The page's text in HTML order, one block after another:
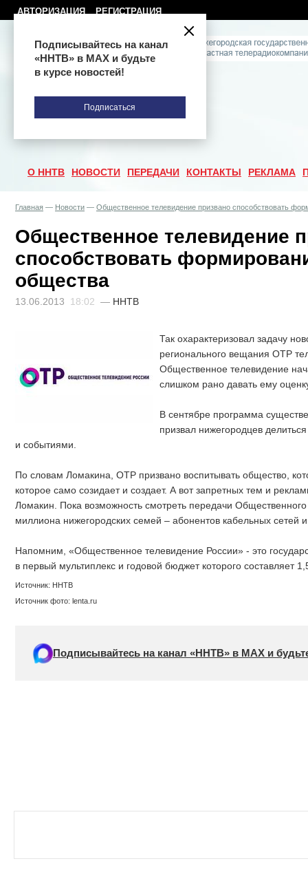
АВТОРИЗАЦИЯ РЕГИСТРАЦИЯ
О ННТВ НОВОСТИ ПЕРЕДАЧИ КОНТАКТЫ РЕКЛАМА
Главная — Новости — Общественное телевидение призвано способствовать
Общественное телевидение
способствовать
общества
13.06.2013 18:02 — ННТВ
Так охарактеризовал задачу
регионального вещания ОТР
Общественное телевидение
слишком рано давать ему
В сентябре программа
призвал нижегородцев
и событиями.
По словам Ломакина, ОТР призвано воспитывать общество,
которое само созидает и создает. А вот запретных тем и
Ломакин. Пока возможность смотреть передачи
миллиона нижегородских семей – абонентов кабельных сетей
Напомним, «Общественное телевидение России» - это
в первый мультиплекс и годовой бюджет которого составляет
Источник: ННТВ
Источник фото: lenta.ru
Подписывайтесь на канал «ННТВ» в МАХ и
Подписывайтесь на канал
«ННТВ» в МАХ и будьте
в курсе новостей!
Подписаться